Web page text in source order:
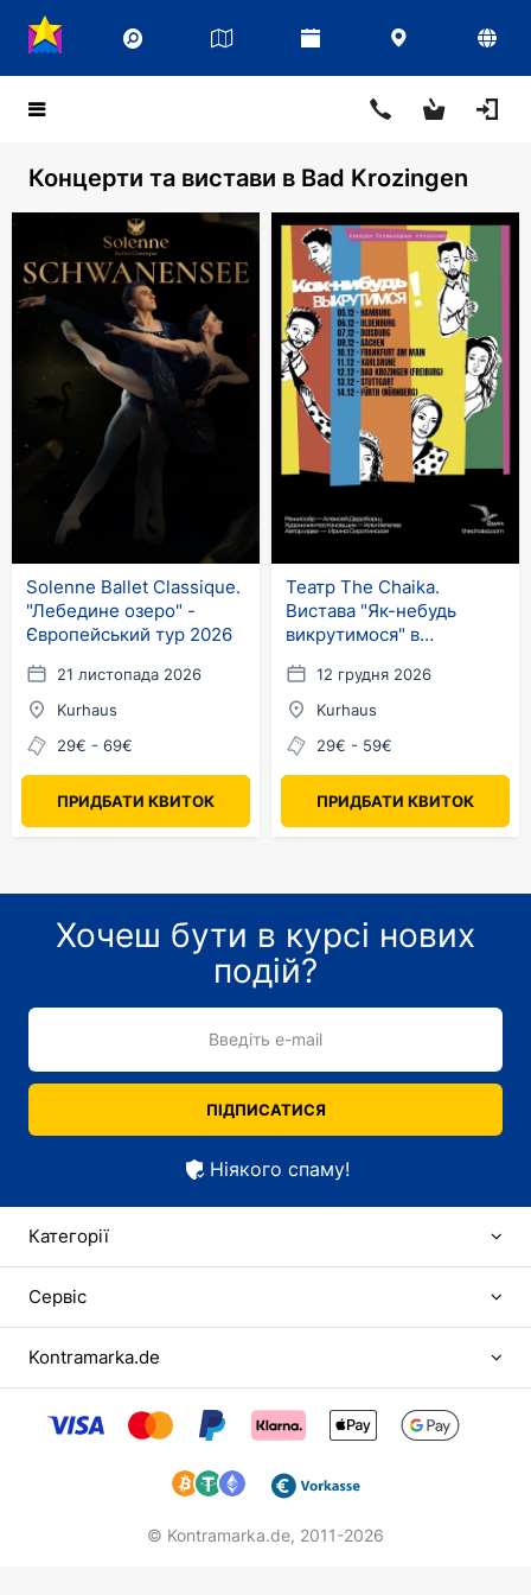
Концерти та вистави в Bad Krozingen
Solenne Ballet Classique.
"Лебедине озеро" -
Європейський тур 2026
21 листопада 2026
Kurhaus
29€ - 69€
ПРИДБАТИ КВИТОК
Театр The Chaika.
Вистава "Як-небудь
викрутимося" в
12 грудня 2026
Kurhaus
29€ - 59€
ПРИДБАТИ КВИТОК
Хочеш бути в курсі нових
подій?
Введіть e-mail
ПІДПИСАТИСЯ
Ніякого спаму!
Категорії
Сервіс
Kontramarka.de
© Kontramarka.de, 2011-2026